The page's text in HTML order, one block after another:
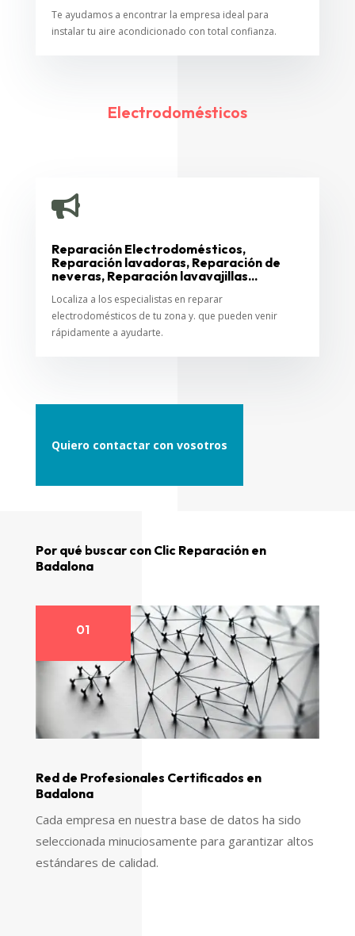
Te ayudamos a encontrar la empresa ideal para
instalar tu aire acondicionado con total confianza.
Electrodomésticos

Reparación Electrodomésticos,
Reparación lavadoras, Reparación de
neveras, Reparación lavavajillas...
Localiza a los especialistas en reparar
electrodomésticos de tu zona y. que pueden venir
rápidamente a ayudarte.
Quiero contactar con vosotros
Por qué buscar con Clic Reparación en
Badalona
01
Red de Profesionales Certificados en
Badalona
Cada empresa en nuestra base de datos ha sido
seleccionada minuciosamente para garantizar altos
estándares de calidad.